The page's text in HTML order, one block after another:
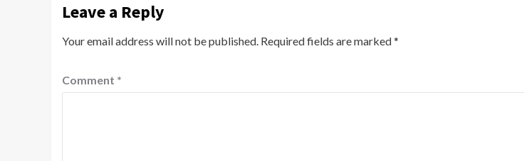
Leave a Reply
Your email address will not be published. Required fields are marked*
Comment *